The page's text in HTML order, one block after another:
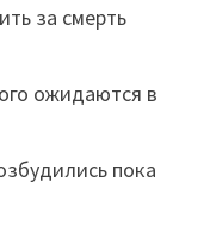
за смерть
ожидаются в
пока